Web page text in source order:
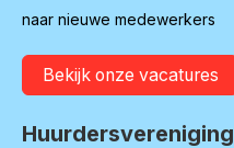
naar nieuwe medewerkers
Bekijk onze vacatures
Huurdersvereniging